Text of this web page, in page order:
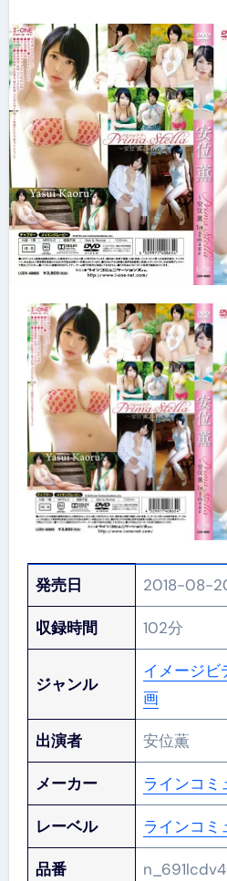
発売日 2018-08-
収録時間 102分
ジャンル
イメージビ
画
出演者 安位薫
メーカー ラインコミ
レーベル ラインコミ
品番